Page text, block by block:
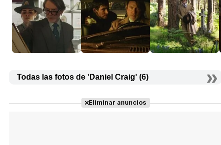
Todas las fotos de 'Daniel Craig' (6)
Eliminar anuncios